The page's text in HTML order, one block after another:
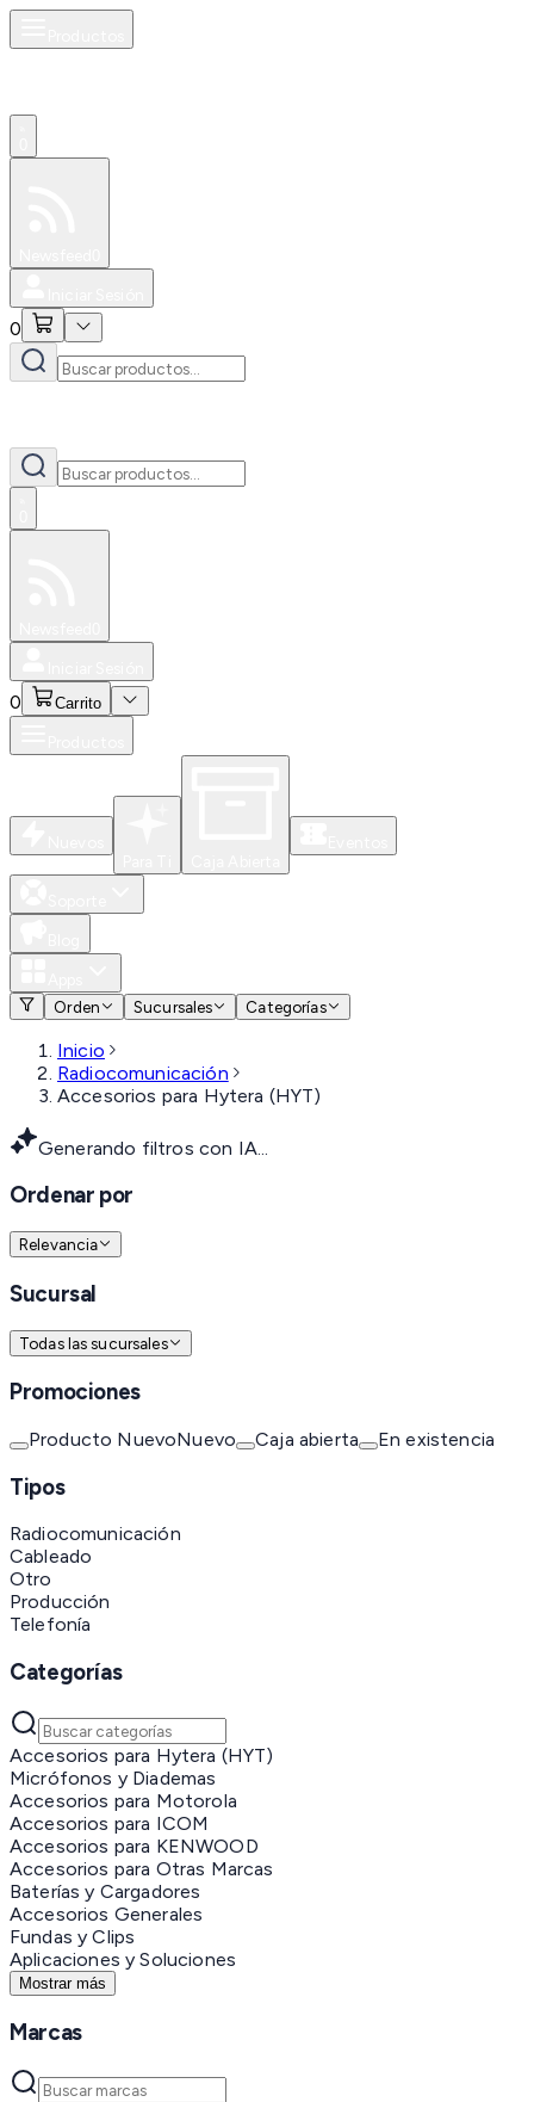
0
0 Carrito
Orden
Sucursales Categorías
Inicio
Radiocomunicación
Accesorios para Hytera (HYT)
Generando filtros con IA...
Ordenar por
Relevancia
Sucursal
Todas las sucursales
Promociones
Producto NuevoNuevo Caja abierta En existencia
Tipos
Radiocomunicación
Cableado
Otro
Producción
Telefonía
Categorías
Accesorios para Hytera (HYT)
Micrófonos y Diademas
Accesorios para Motorola
Accesorios para ICOM
Accesorios para KENWOOD
Accesorios para Otras Marcas
Baterías y Cargadores
Accesorios Generales
Fundas y Clips
Aplicaciones y Soluciones
Mostrar más
Marcas